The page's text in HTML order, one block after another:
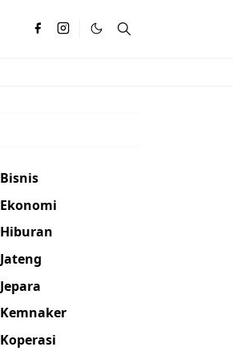
Bisnis
Ekonomi
Hiburan
Jateng
Jepara
Kemnaker
Koperasi